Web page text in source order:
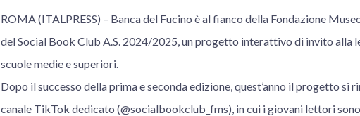
ROMA (ITALPRESS) – Banca del Fucino è al fianco della Fondazione
del Social Book Club A.S. 2024/2025, un progetto interattivo di invito alla
scuole medie e superiori.
Dopo il successo della prima e seconda edizione, quest’anno il progetto si
canale TikTok dedicato (@socialbookclub_fms), in cui i giovani lettori